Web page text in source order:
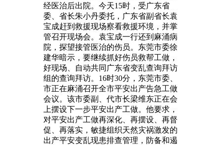
经医治后出院。今天15时，受广东省
委、省长朱小丹委托，广东省副省长袁
宝成赶到救援现场察看救援环境，并掌
管召开现场会。袁宝成一行还到麻涌病
院，探望接管医治的伤员。东莞市委徐
建华暗示，要继续抓好伤员救帮工做，
好现场、自动共同广东省变乱查询拜访
组的查询拜访。16时30分，东莞市委、
市正在麻涌召开全市平安出产告急工做
会议。该市委副、代市长梁维东正在会
上摆设下一步平安出产工做。他要求，
对平安出产工做再深化、再摆设、再督
促、再落实，敏捷组织天然灾祸激发的
出产平安变乱现患排查管理，防备和遏